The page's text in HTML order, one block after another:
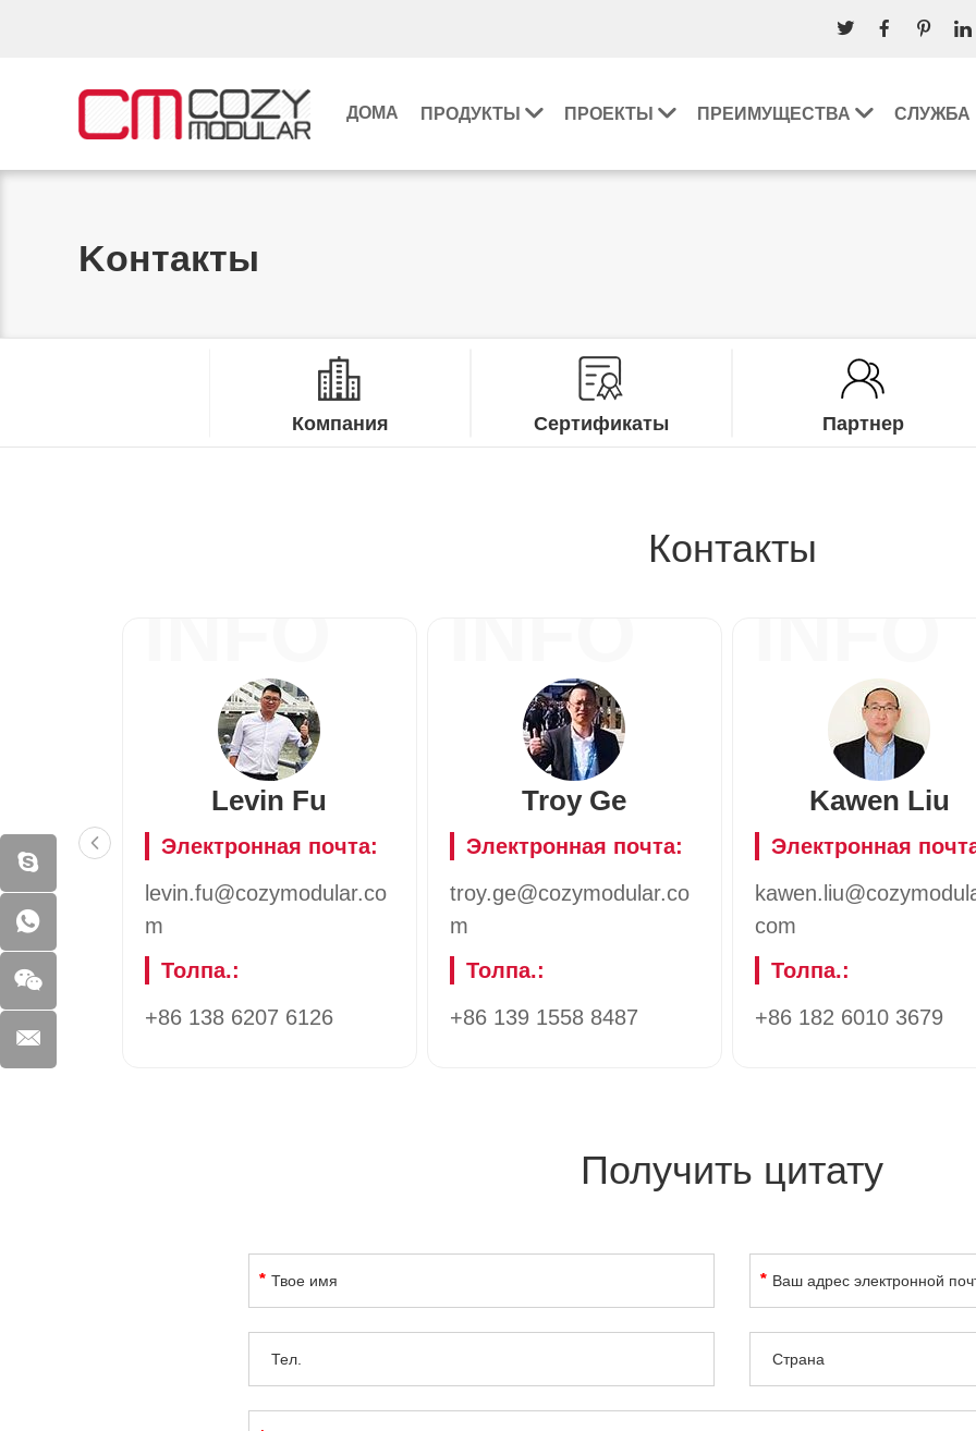
ДОМА ПРОДУКТЫ ПРОЕКТЫ ПРЕИМУЩЕСТВА СЛУЖБА
Kонтакты
Компания Сертификаты Партнер
Контакты
Levin Fu
Электронная почта:
levin.fu@cozymodular.co
m
Толпа.:
+86 138 6207 6126
Troy Ge
Электронная почта:
troy.ge@cozymodular.co
m
Толпа.:
+86 139 1558 8487
Kawen Liu
Электронная
com
Толпа.:
+86 182 6010 3679
Получить цитату